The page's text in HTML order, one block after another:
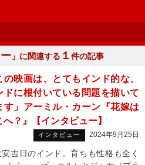
」に関連する １ 件の記事
の映画は、とてもインド的な、
ドに根付いている問題を描いて
す」アーミル・カーン『花嫁は
へ？』【インタビュー】
インタビュー 2024年9月25日
吉日のインド。育ちも性格も全く